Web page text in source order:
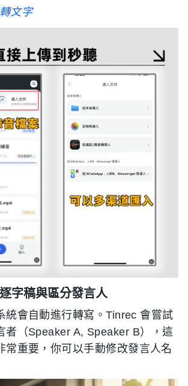
文字
字稿與區分發言人
統會自動進行轉寫。Tinrec 會嘗試
者（Speaker A, Speaker B），這
常重要，你可以手動修改發言人名